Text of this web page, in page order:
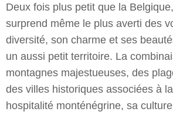
Deux fois plus petit que la
surprend même le plus averti des
diversité, son charme et ses
un aussi petit territoire. La
montagnes majestueuses, des
des villes historiques associées à
hospitalité monténégrine, sa